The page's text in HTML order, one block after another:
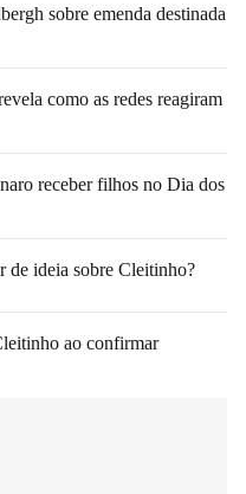
sobre emenda destinada
como as redes reagiram
receber filhos no Dia dos
de ideia sobre Cleitinho?
ao confirmar